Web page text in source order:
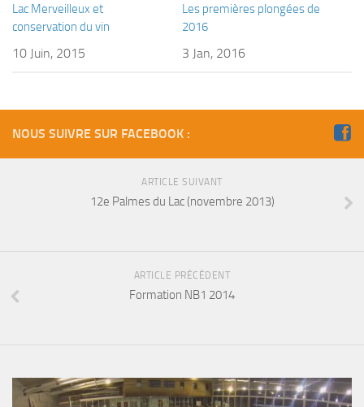
Lac Merveilleux et
conservation du vin
10 Juin, 2015
Les premières plongées de
2016
3 Jan, 2016
NOUS SUIVRE SUR FACEBOOK :
ARTICLE SUIVANT
12e Palmes du Lac (novembre 2013)
ARTICLE PRÉCÉDENT
Formation NB1 2014